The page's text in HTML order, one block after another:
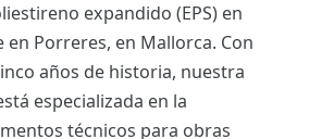
expandido (EPS) en
en Porreres, en Mallorca. Con
años de historia, nuestra
especializada en la
técnicos para obras